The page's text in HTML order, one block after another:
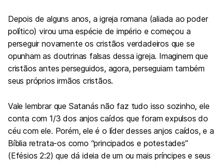
Depois de alguns anos, a igreja romana (aliada ao poder
político) virou uma espécie de império e começou a
perseguir novamente os cristãos verdadeiros que se
opunham as doutrinas falsas dessa igreja. Imaginem que
cristãos antes perseguidos, agora, perseguiam também
seus próprios irmãos cristãos.
Vale lembrar que Satanás não faz tudo isso sozinho, ele
conta com 1/3 dos anjos caídos que foram expulsos do
céu com ele. Porém, ele é o líder desses anjos caídos, e a
Bíblia retrata-os como “principados e potestades”
(Efésios 2:2) que dá ideia de um ou mais príncipes e seus